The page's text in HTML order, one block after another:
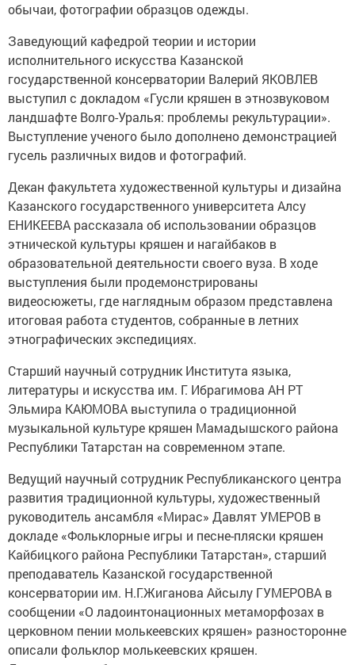
обычаи, фотографии образцов одежды.
Заведующий кафедрой теории и истории
исполнительного искусства Казанской
государственной консерватории Валерий ЯКОВЛЕВ
выступил с докладом «Гусли кряшен в этнозвуковом
ландшафте Волго-Уралья: проблемы рекультурации».
Выступление ученого было дополнено демонстрацией
гусель различных видов и фотографий.
Декан факультета художественной культуры и дизайна
Казанского государственного университета Алсу
ЕНИКЕЕВА рассказала об использовании образцов
этнической культуры кряшен и нагайбаков в
образовательной деятельности своего вуза. В ходе
выступления были продемонстрированы
видеосюжеты, где наглядным образом представлена
итоговая работа студентов, собранные в летних
этнографических экспедициях.
Старший научный сотрудник Института языка,
литературы и искусства им. Г. Ибрагимова АН РТ
Эльмира КАЮМОВА выступила о традиционной
музыкальной культуре кряшен Мамадышского района
Республики Татарстан на современном этапе.
Ведущий научный сотрудник Республиканского центра
развития традиционной культуры, художественный
руководитель ансамбля «Мирас» Давлят УМЕРОВ в
докладе «Фольклорные игры и песне-пляски кряшен
Кайбицкого района Республики Татарстан», старший
преподаватель Казанской государственной
консерватории им. Н.Г.Жиганова Айсылу ГУМЕРОВА в
сообщении «О ладоинтонационных метаморфозах в
церковном пении молькеевских кряшен» разносторонне
описали фольклор молькеевских кряшен.